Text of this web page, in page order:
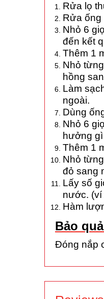
Rửa lọ
Rửa ống
Nhỏ 6
đến kết
Thêm 1
Nhỏ
hồng
Làm
ngoài.
Dùng
Nhỏ 6
hưởng
Thêm 1
Nhỏ
đỏ sang
Lấy số
nước. (ví
Hàm
Bảo
Đóng nắp